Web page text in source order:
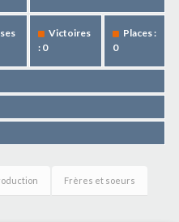
Victoires
: 0
Places :
0
Frères et soeurs